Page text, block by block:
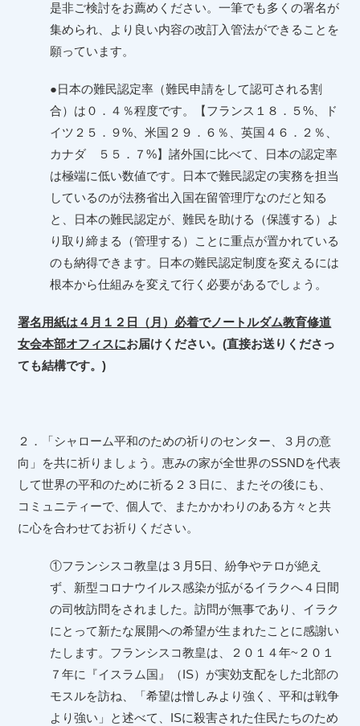
是非ご検討をお薦めください。一筆でも多くの署名が
集められ、より良い内容の改訂入管法ができることを
願っています。
●日本の難民認定率（難民申請をして認可される割
合）は０．４％程度です。【フランス１８．５% 、ド
イツ２５．９% 、米国２９．６％、英国４６．２％、
カナダ ５５．７%】諸外国に比べて、日本の認定率
は極端に低い数値です。日本で難民認定の実務を担当
しているのが法務省出入国在留管理庁なのだと知る
と、日本の難民認定が、難民を助ける（保護する）よ
り取り締まる（管理する）ことに重点が置かれている
のも納得できます。日本の難民認定制度を変えるには
根本から仕組みを変えて行く必要があるでしょう。
署名用紙は４月１２日（月）必着でノートルダム教育修道
女会本部オフィスにお届けください。(直接お送りくださっ
ても結構です。)
２．「シャローム平和のための祈りのセンター、３月の意
向」を共に祈りましょう。恵みの家が全世界のSSNDを代表
して世界の平和のために祈る２３日に、またその後にも、
コミュニティーで、個人で、またかかわりのある方々と共
に心を合わせてお祈りください。
①フランシスコ教皇は３月5日、紛争やテロが絶え
ず、新型コロナウイルス感染が拡がるイラクへ４日間
の司牧訪問をされました。訪問が無事であり、イラク
にとって新たな展開への希望が生まれたことに感謝い
たします。フランシスコ教皇は、２０１４年~ ２０１
７年に『イスラム国』（IS）が実効支配をした北部の
モスルを訪ね、「希望は憎しみより強く、平和は戦争
より強い」と述べて、 ISに殺害された住民たちのため